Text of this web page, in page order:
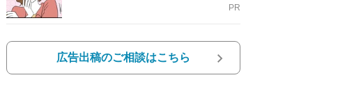
PR
広告出稿のご相談はこちら